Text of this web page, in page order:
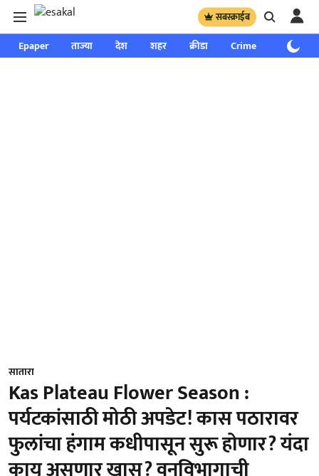
सबस्क्राईब
Epaper ताज्या देश शहर क्रीडा Crime साप्ताहिक
सातारा
Kas Plateau Flower Season :
पर्यटकांसाठी मोठी अपडेट! कास पठारावर
फुलांचा हंगाम कधीपासून सुरू होणार? यंदा